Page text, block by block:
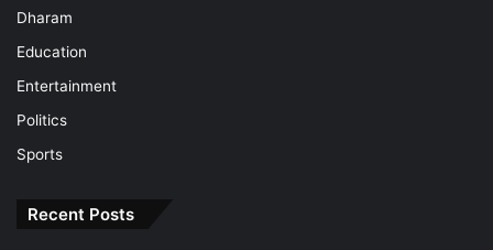
Dharam
Education
Entertainment
Politics
Sports
Recent Posts